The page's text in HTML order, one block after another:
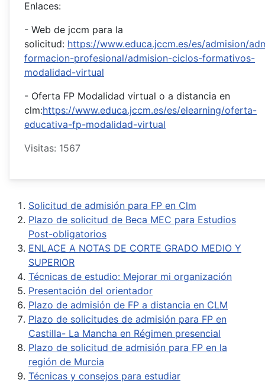
Enlaces:
- Web de jccm para la
solicitud: https://www.educa.jccm.es/es/admision/
formacion-profesional/admision-ciclos-formativos-
modalidad-virtual
- Oferta FP Modalidad virtual o a distancia en
clm:https://www.educa.jccm.es/es/elearning/oferta-
educativa-fp-modalidad-virtual
Visitas: 1567
Solicitud de admisión para FP en Clm
Plazo de solicitud de Beca MEC para Estudios
Post-obligatorios
ENLACE A NOTAS DE CORTE GRADO MEDIO Y
SUPERIOR
Técnicas de estudio: Mejorar mi organización
Presentación del orientador
Plazo de admisión de FP a distancia en CLM
Plazo de solicitudes de admisión para FP en
Castilla- La Mancha en Régimen presencial
Plazo de solicitud de admisión para FP en la
región de Murcia
Técnicas y consejos para estudiar